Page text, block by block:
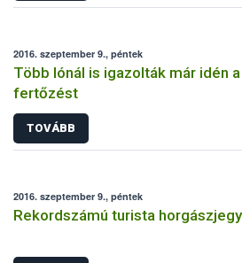
2016. szeptember 9., péntek
Több lónál is igazolták már idén
fertőzést
TOVÁBB
2016. szeptember 9., péntek
Rekordszámú turista